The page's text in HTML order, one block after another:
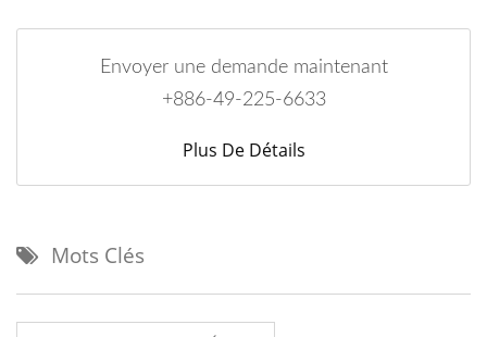
Envoyer une demande maintenant
+886-49-225-6633
Plus De Détails
Mots Clés